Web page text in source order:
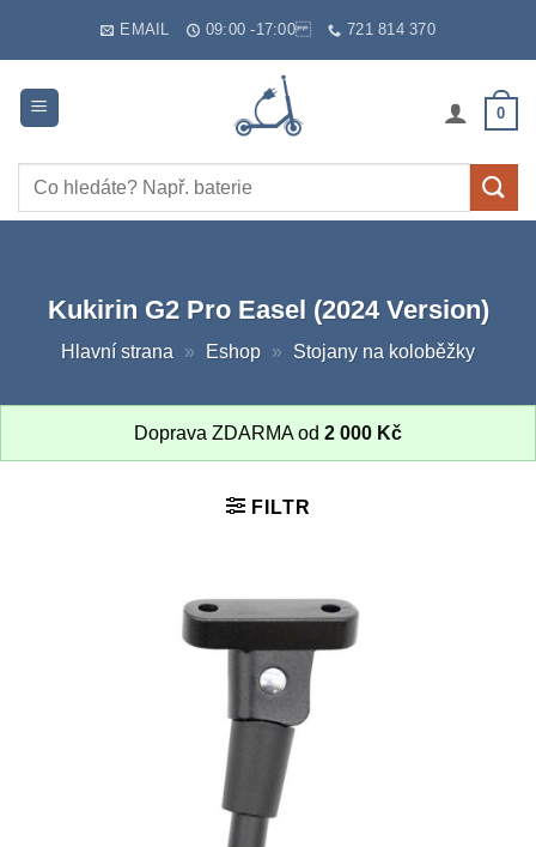
EMAIL 09:00 -17:00 721 814 370
0
Hledat:
Kukirin G2 Pro Easel (2024 Version)
Hlavní strana » Eshop » Stojany na koloběžky
Doprava ZDARMA od 2 000 Kč
FILTR